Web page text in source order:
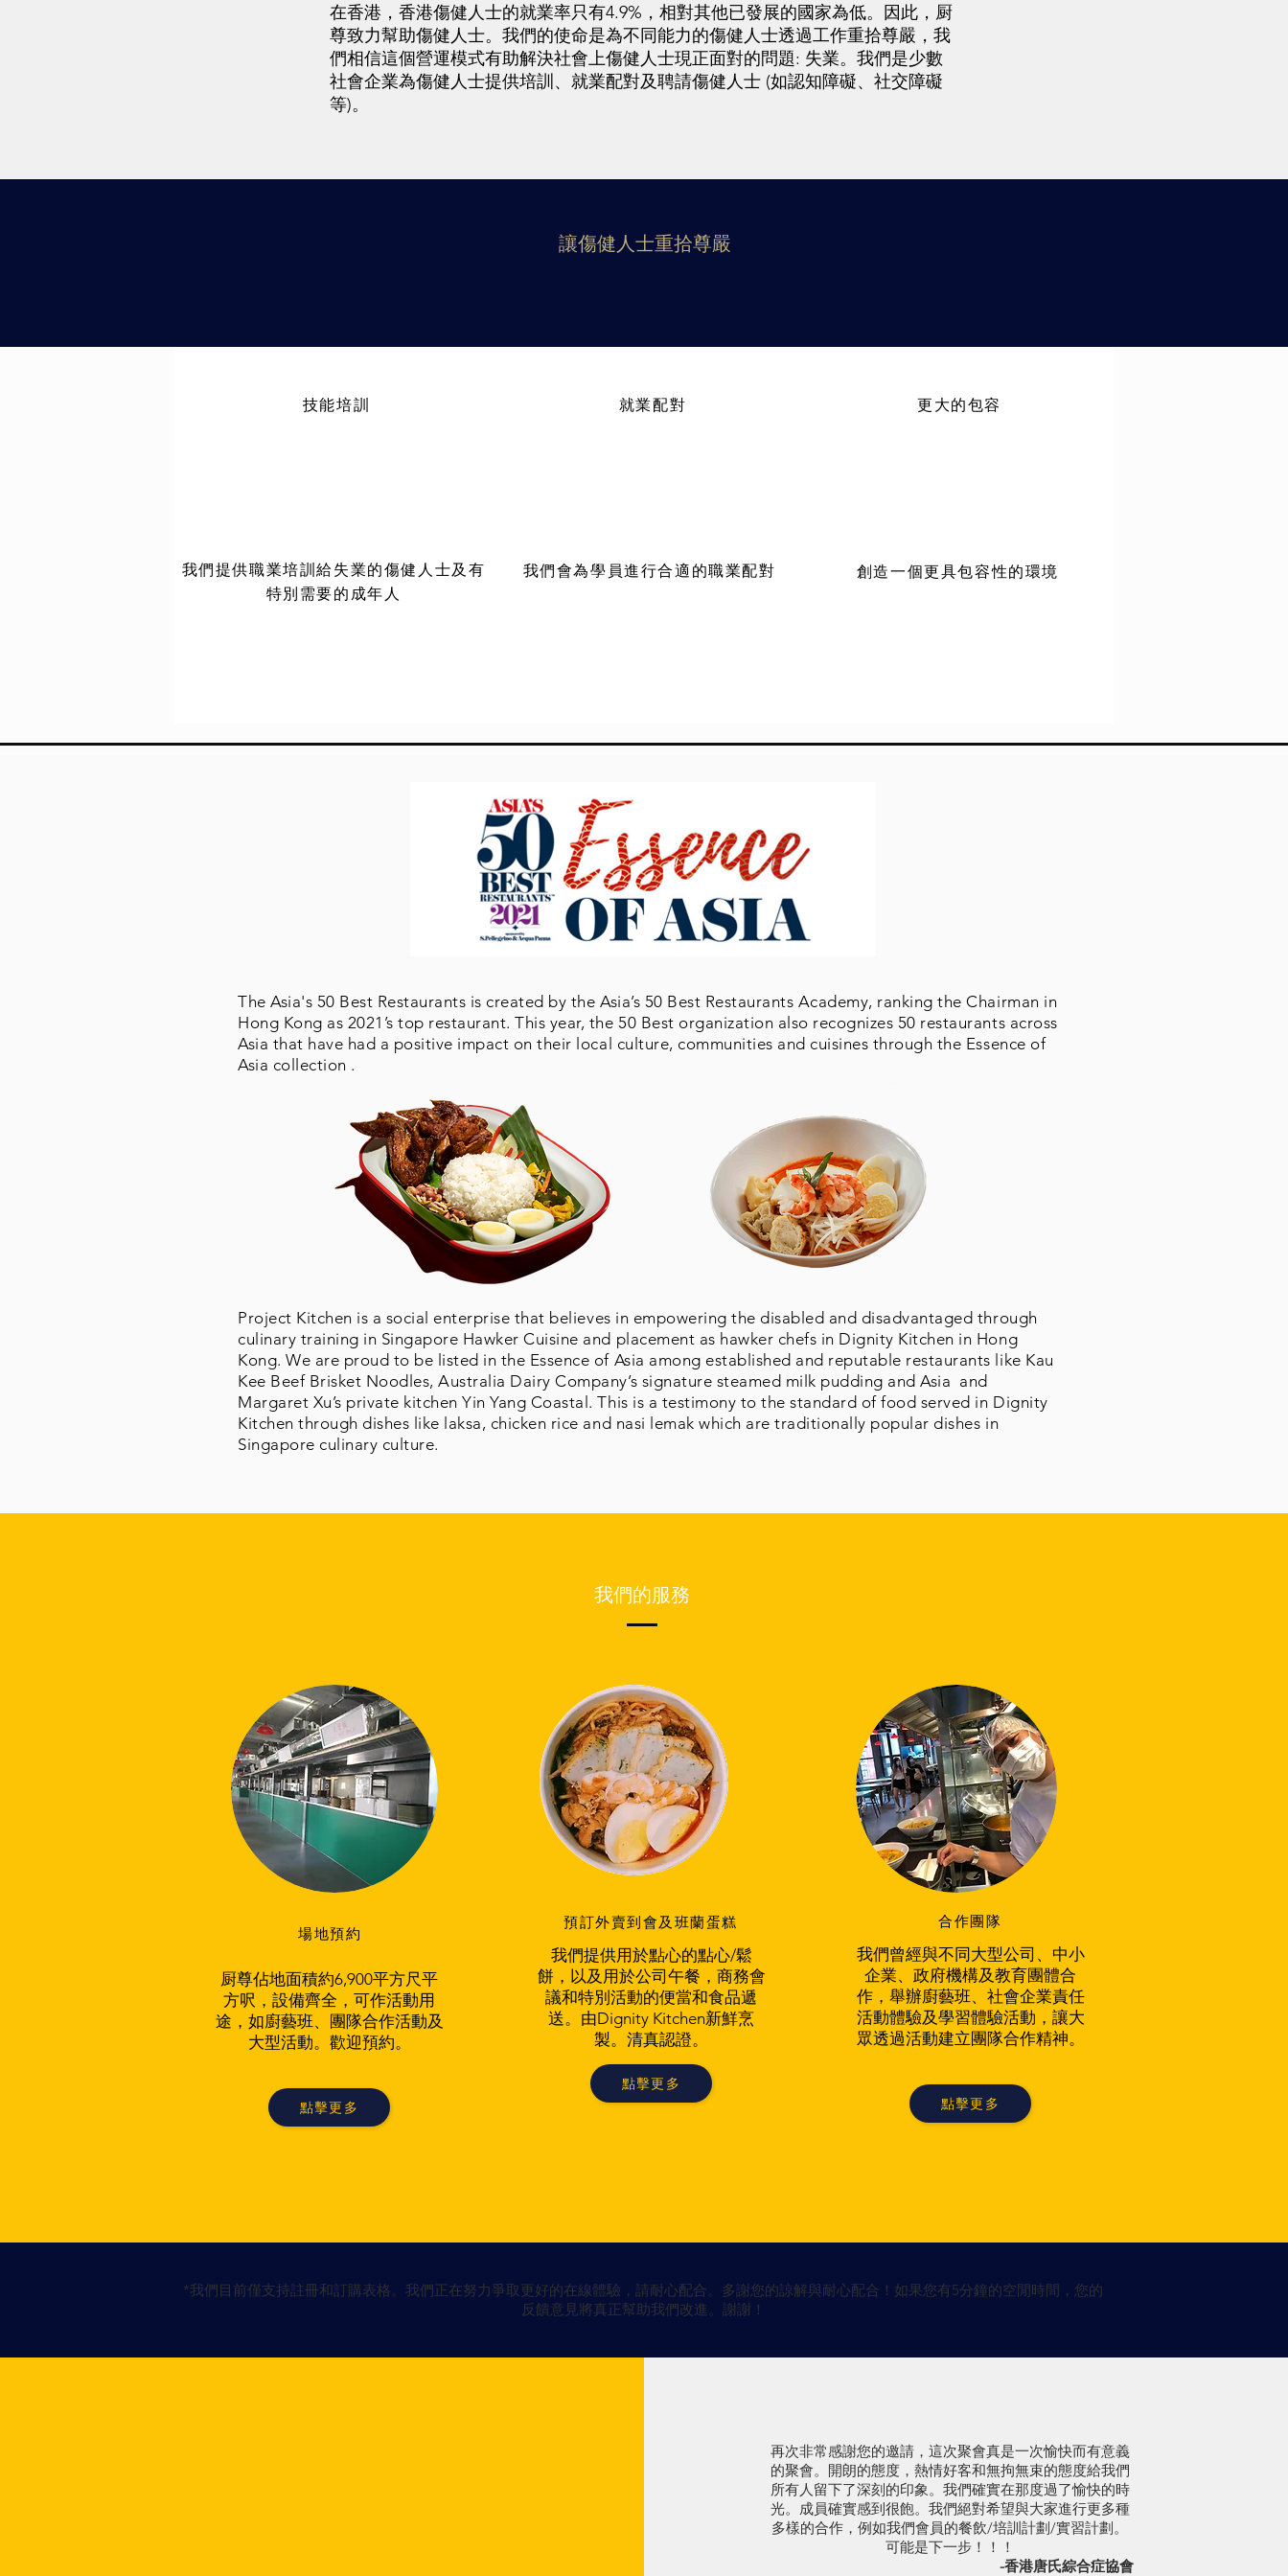
在香港，香港傷健人士的就業率只有4.9%，相對其他已發展的國家為低。因此，厨
尊致力幫助傷健人士。我們的使命是為不同能力的傷健人士透過工作重拾尊嚴，我
們相信這個營運模式有助解決社會上傷健人士現正面對的問題: 失業。我們是少數
社會企業為傷健人士提供培訓、就業配對及聘請傷健人士 (如認知障礙、社交障礙
等)。
讓傷健人士重拾尊嚴
技能培訓
我們提供職業培訓給失業的傷健人士及有
特別需要的成年人
就業配對
我們會為學員進行合適的職業配對
更大的包容
創造一個更具包容性的環境
The Asia's 50 Best Restaurants is created by the Asia’s 50 Best Restaurants Academy, ranking the Chairman in
Hong Kong as 2021’s top restaurant. This year, the 50 Best organization also recognizes 50 restaurants across
Asia that have had a positive impact on their local culture, communities and cuisines through the Essence of
Asia collection .
Project Kitchen is a social enterprise that believes in empowering the disabled and disadvantaged through
culinary training in Singapore Hawker Cuisine and placement as hawker chefs in Dignity Kitchen in Hong
Kong. We are proud to be listed in the Essence of Asia among established and reputable restaurants like Kau
Kee Beef Brisket Noodles, Australia Dairy Company’s signature steamed milk pudding and Asia and
Margaret Xu’s private kitchen Yin Yang Coastal. This is a testimony to the standard of food served in Dignity
Kitchen through dishes like laksa, chicken rice and nasi lemak which are traditionally popular dishes in
Singapore culinary culture.
我們的服務
場地預約
厨尊佔地面積約6,900平方尺平
方呎，設備齊全，可作活動用
途，如廚藝班、團隊合作活動及
大型活動。歡迎預約。
點擊更多
預訂外賣到會及班蘭蛋糕
我們提供用於點心的點心/鬆
餅，以及用於公司午餐，商務會
議和特別活動的便當和食品遞
送。由Dignity Kitchen新鮮烹
製。清真認證。
點擊更多
合作團隊
我們曾經與不同大型公司、中小
企業、政府機構及教育團體合
作，舉辦廚藝班、社會企業責任
活動體驗及學習體驗活動，讓大
眾透過活動建立團隊合作精神。
點擊更多
*我們目前僅支持註冊和訂購表格。我們正在努力爭取更好的在線體驗，請耐心配合。多謝您的諒解與耐心配合！如果您有5分鐘的空閒時間，您的
反饋意見將真正幫助我們改進。謝謝！
再次非常感謝您的邀請，這次聚會真是一次愉快而有意義
的聚會。開朗的態度，熱情好客和無拘無束的態度給我們
所有人留下了深刻的印象。我們確實在那度過了愉快的時
光。成員確實感到很飽。我們絕對希望與大家進行更多種
多樣的合作，例如我們會員的餐飲/培訓計劃/實習計劃。
可能是下一步！！！
-香港唐氏綜合症協會